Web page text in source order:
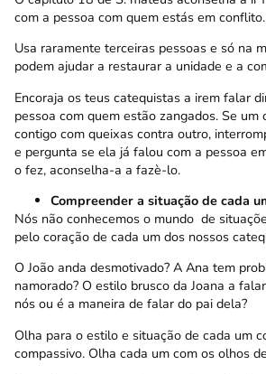
com a pessoa com quem estás em conflito.
Usa raramente terceiras pessoas e só na
podem ajudar a restaurar a unidade e a
Encoraja os teus catequistas a irem falar
pessoa com quem estão zangados. Se
contigo com queixas contra outro,
e pergunta se ela já falou com a pessoa
o fez, aconselha-a a fazè-lo.
Compreender a situação de cada
Nós não conhecemos o mundo de
pelo coração de cada um dos nossos
O João anda desmotivado? A Ana tem
namorado? O estilo brusco da Joana a
nós ou é a maneira de falar do pai dela?
Olha para o estilo e situação de cada um
compassivo. Olha cada um com os olhos